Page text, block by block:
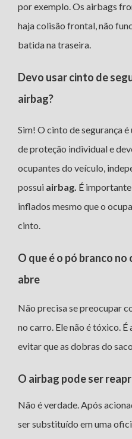
por exemplo. Os airbags
haja colisão frontal, não
batida na traseira.
Devo usar cinto de
airbag?
Sim! O cinto de segurança
de proteção individual e
ocupantes do veículo,
possui airbag. É
inflados mesmo que o
cinto.
O que é o pó branco
abre
Não precisa se preocupar
no carro. Ele não é tóxico.
evitar que as dobras do
O airbag pode ser
Não é verdade. Após
ser substituído em uma